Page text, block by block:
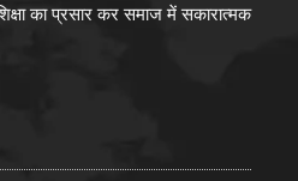
का प्रसार कर समाज में सकारात्मक